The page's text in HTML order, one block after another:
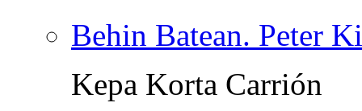
Behin Batean. Peter
Kepa Korta Carrión